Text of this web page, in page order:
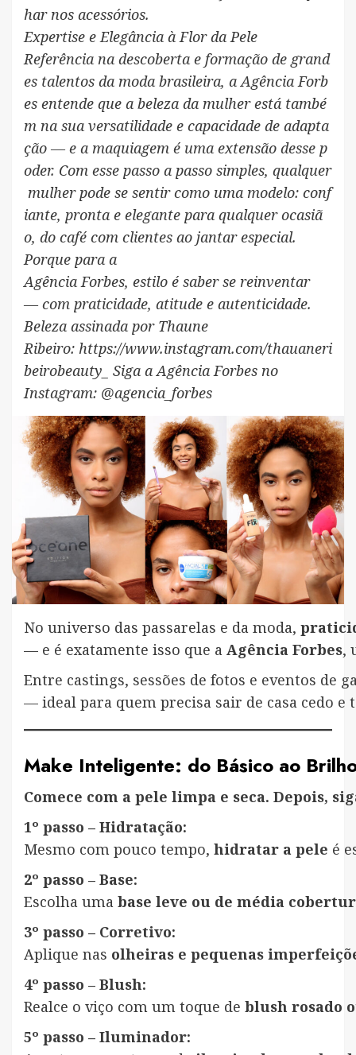
har nos acessórios.
Expertise e Elegância à Flor da Pele
Referência na descoberta e formação de grand
es talentos da moda brasileira, a Agência Forb
es entende que a beleza da mulher está també
m na sua versatilidade e capacidade de adapta
ção — e a maquiagem é uma extensão desse p
oder. Com esse passo a passo simples, qualquer
mulher pode se sentir como uma modelo: conf
iante, pronta e elegante para qualquer ocasiã
o, do café com clientes ao jantar especial.
Porque para a
Agência Forbes, estilo é saber se reinventar
— com praticidade, atitude e autenticidade.
Beleza assinada por Thaune
Ribeiro: https://www.instagram.com/thauaneri
beirobeauty_ Siga a Agência Forbes no
Instagram: @agencia_forbes
No universo das passarelas e da moda,
— e é exatamente isso que a Agência Forbes,
Entre castings, sessões de fotos e eventos de
— ideal para quem precisa sair de casa cedo
Make Inteligente: do Básico ao
Comece com a pele limpa e seca. Depois,
1º passo – Hidratação:
Mesmo com pouco tempo, hidratar a pele é
2º passo – Base:
Escolha uma base leve ou de média
3º passo – Corretivo:
Aplique nas olheiras e pequenas
4º passo – Blush:
Realce o viço com um toque de blush rosado
5º passo – Iluminador: